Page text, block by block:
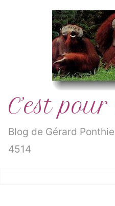
C’est
Blog de Gérard
4514